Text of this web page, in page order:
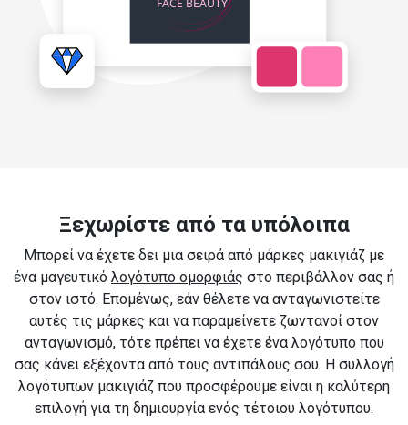
Ξεχωρίστε από τα υπόλοιπα
Μπορεί να έχετε δει μια σειρά από μάρκες μακιγιάζ με
ένα μαγευτικό λογότυπο ομορφιάς στο περιβάλλον σας ή
στον ιστό. Επομένως, εάν θέλετε να ανταγωνιστείτε
αυτές τις μάρκες και να παραμείνετε ζωντανοί στον
ανταγωνισμό, τότε πρέπει να έχετε ένα λογότυπο που
σας κάνει εξέχοντα από τους αντιπάλους σου. Η συλλογή
λογότυπων μακιγιάζ που προσφέρουμε είναι η καλύτερη
επιλογή για τη δημιουργία ενός τέτοιου λογότυπου.